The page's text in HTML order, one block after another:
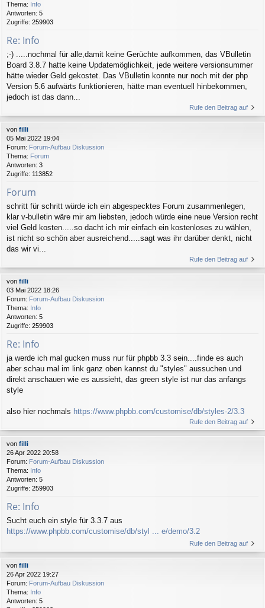
Thema: Info
Antworten: 5
Zugriffe: 259903
Re: Info
;-) .....nochmal für alle,damit keine Gerüchte aufkommen, das VBulletin
Board 3.8.7 hatte keine Updatemöglichkeit, jede weitere versionsummer
hätte wieder Geld gekostet. Das VBulletin konnte nur noch mit der php
Version 5.6 aufwärts funktionieren, hätte man eventuell hinbekommen,
jedoch ist das dann...
Rufe den Beitrag auf
von filli
05 Mai 2022 19:04
Forum: Forum-Aufbau Diskussion
Thema: Forum
Antworten: 3
Zugriffe: 113852
Forum
schritt für schritt würde ich ein abgespecktes Forum zusammenlegen,
klar v-bulletin wäre mir am liebsten, jedoch würde eine neue Version recht
viel Geld kosten.....so dacht ich mir einfach ein kostenloses zu wählen,
ist nicht so schön aber ausreichend.....sagt was ihr darüber denkt, nicht
das wir vi...
Rufe den Beitrag auf
von filli
03 Mai 2022 18:26
Forum: Forum-Aufbau Diskussion
Thema: Info
Antworten: 5
Zugriffe: 259903
Re: Info
ja werde ich mal gucken muss nur für phpbb 3.3 sein....finde es auch
aber schau mal im link ganz oben kannst du "styles" aussuchen und
direkt anschauen wie es aussieht, das green style ist nur das anfangs
style
also hier nochmals https://www.phpbb.com/customise/db/styles-2/3.3
Rufe den Beitrag auf
von filli
26 Apr 2022 20:58
Forum: Forum-Aufbau Diskussion
Thema: Info
Antworten: 5
Zugriffe: 259903
Re: Info
Sucht euch ein style für 3.3.7 aus
https://www.phpbb.com/customise/db/styl ... e/demo/3.2
Rufe den Beitrag auf
von filli
26 Apr 2022 19:27
Forum: Forum-Aufbau Diskussion
Thema: Info
Antworten: 5